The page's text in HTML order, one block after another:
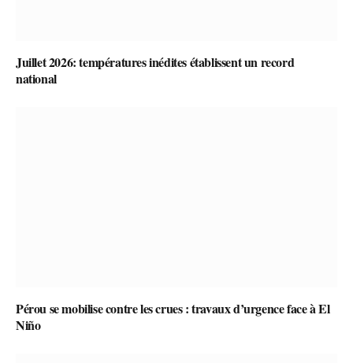
Juillet 2026: températures inédites établissent un record
national
Pérou se mobilise contre les crues : travaux d’urgence face à El
Niño